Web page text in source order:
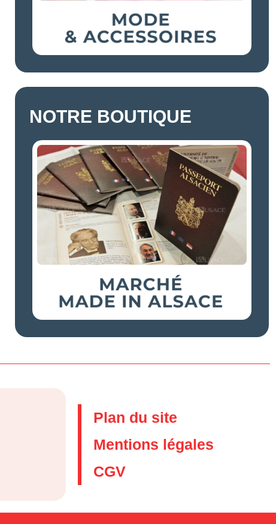
NOTRE BOUTIQUE
Plan du site
Mentions légales
CGV